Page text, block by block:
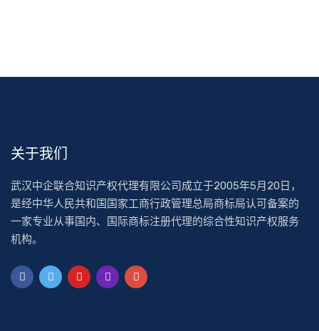
关于我们
武汉中企联合知识产权代理有限公司成立于2005年5月20日，
是经中华人民共和国国家工商行政管理总局商标局认可备案的
一家专业从事国内、国际商标注册代理的综合性知识产权服务
机构。